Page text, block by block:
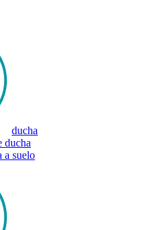
ducha
ducha
a suelo